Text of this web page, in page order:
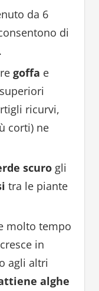
da 6
di
.
goffa e
ricurvi,
corti) ne
scurogli
tra le piante
molto tempo
in
agli altri
alghe